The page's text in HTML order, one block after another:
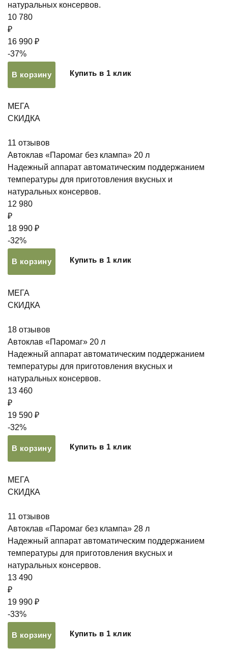
натуральных консервов.
10 780
₽
16 990 ₽
-37%
В корзину Купить в 1 клик
МЕГА
СКИДКА
11 отзывов
Автоклав «Паромаг без клампа» 20 л
Надежный аппарат автоматическим поддержанием
температуры для приготовления вкусных и
натуральных консервов.
12 980
₽
18 990 ₽
-32%
В корзину Купить в 1 клик
МЕГА
СКИДКА
18 отзывов
Автоклав «Паромаг» 20 л
Надежный аппарат автоматическим поддержанием
температуры для приготовления вкусных и
натуральных консервов.
13 460
₽
19 590 ₽
-32%
В корзину Купить в 1 клик
МЕГА
СКИДКА
11 отзывов
Автоклав «Паромаг без клампа» 28 л
Надежный аппарат автоматическим поддержанием
температуры для приготовления вкусных и
натуральных консервов.
13 490
₽
19 990 ₽
-33%
В корзину Купить в 1 клик